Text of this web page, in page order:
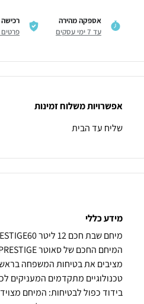
אספקה מהירה
עד 7 ימי עסקים
פרטים
אפשרויות משלוח זמינות
שליח עד הבית
מידע כללי
מציבים את בטיחות המשפחה
בידוד כפול לבטיחות: המיחם